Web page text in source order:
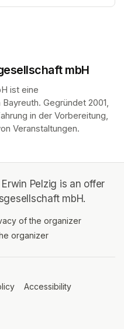
mbH
ist eine
Gegründet 2001,
in der Vorbereitung,
Veranstaltungen.
Pelzig is an offer
mbH.
new tab)
of the organizer
organizer
(opens in a new tab)
Accessibility